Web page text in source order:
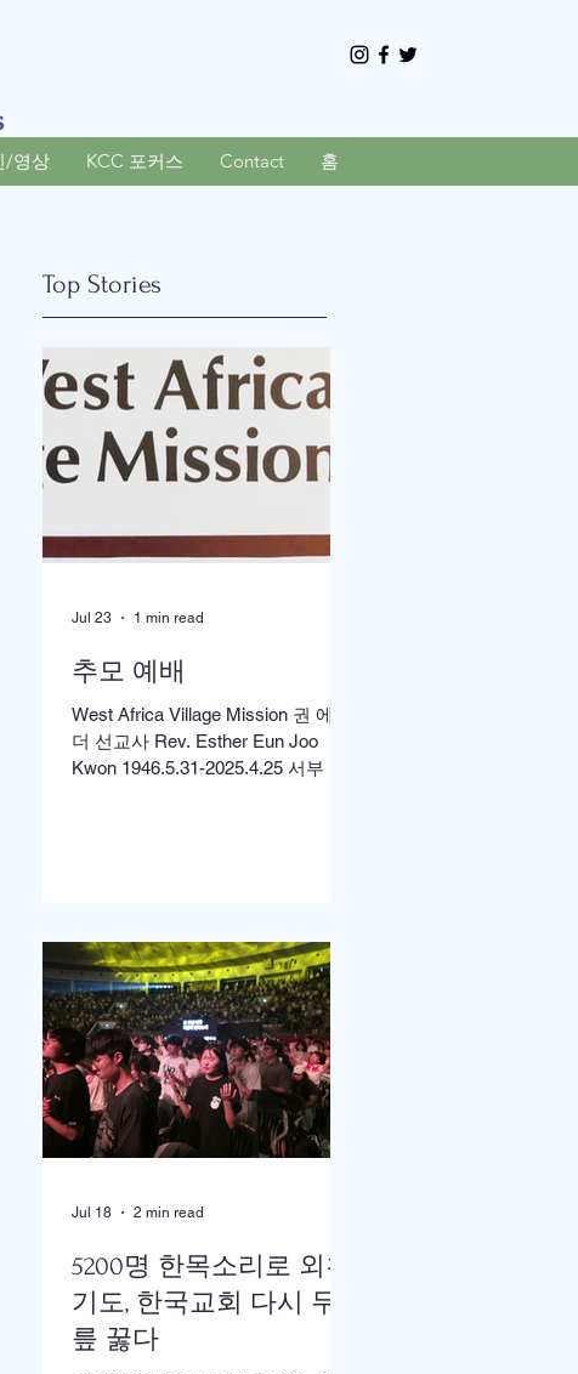
/영상 KCC 포커스 Contact 홈
Top Stories
추모 예배
West Africa Village Mission 권 에스
더 선교사 Rev. Esther Eun Joo
Kwon 1946.5.31-2025.4.25 서부 아
선교사 추모예배를 열었다. 선교사
역 이전에 정동교회를 섬기며 청소
년 교사로 헌신했던 권은주를 기억
하고 있는 일부교인들과 연세대학
동문, 그리고 이화 동문 다수가 참여
한 가운데 이병도 목사가 추모예배
를 인도했다. 찬송 606장, 반주강혜
진 집사, 기도 장혜경 장로, 성경봉
동교회/ 이화동기), / 주미야 권사(신
남옥 이화동기/경희대명예교수 / "저
장미꽃위에 이슬 "등 추모순서
Jul 23 1 min read
5200명 한목소리로 외친
기도, 한국교회 다시 무
릎 꿇다
Jul 18 2 min read